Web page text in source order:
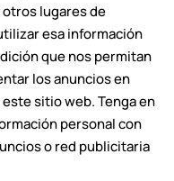
lugares de
esa información
que nos permitan
los anuncios en
sitio web. Tenga en
personal con
o red publicitaria